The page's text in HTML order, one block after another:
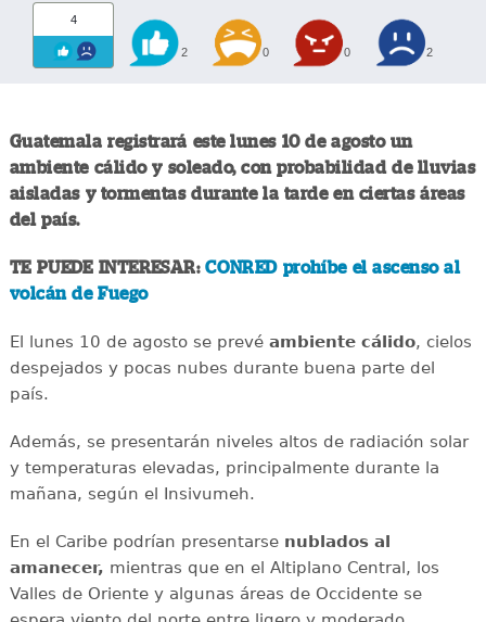
4
2 0 0 2
Guatemala registrará este lunes 10 de agosto un
ambiente cálido y soleado, con probabilidad de lluvias
aisladas y tormentas durante la tarde en ciertas áreas
del país.
TE PUEDE INTERESAR:CONRED prohíbe el ascenso al
volcán de Fuego
El lunes 10 de agosto se prevé ambiente cálido, cielos
despejados y pocas nubes durante buena parte del
país.
Además, se presentarán niveles altos de radiación solar
y temperaturas elevadas, principalmente durante la
mañana, según el Insivumeh.
En el Caribe podrían presentarse nublados al
amanecer, mientras que en el Altiplano Central, los
Valles de Oriente y algunas áreas de Occidente se